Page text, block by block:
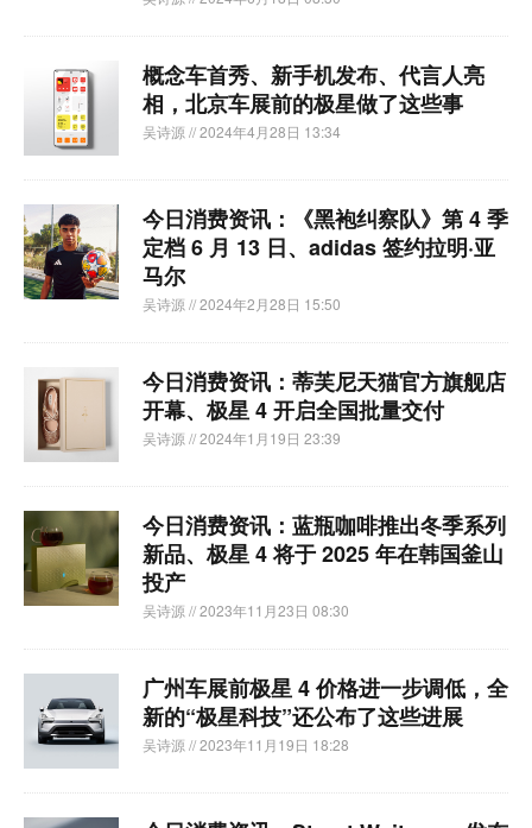
概念车首秀、新手机发布、代言人亮
相，北京车展前的极星做了这些事
吴诗源 // 2024年4月28日 13:34
今日消费资讯：《黑袍纠察队》第 4 季
定档 6 月 13 日、adidas 签约拉明·亚
马尔
吴诗源 // 2024年2月28日 15:50
今日消费资讯：蒂芙尼天猫官方旗舰店
开幕、极星 4 开启全国批量交付
吴诗源 // 2024年1月19日 23:39
今日消费资讯：蓝瓶咖啡推出冬季系列
新品、极星 4 将于 2025 年在韩国釜山
投产
吴诗源 // 2023年11月23日 08:30
广州车展前极星 4 价格进一步调低，全
新的“极星科技”还公布了这些进展
吴诗源 // 2023年11月19日 18:28